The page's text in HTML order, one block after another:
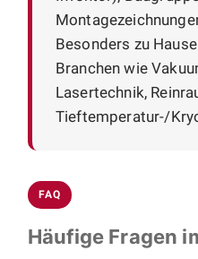
Besonders zu
Branchen wie
Lasertechnik,
Tieftemperatur-/
FAQ
Häufige Fragen